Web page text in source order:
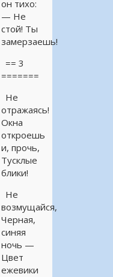
он тихо:
— Не
стой! Ты
замерзаешь!
== 3
=======
Не
отражаясь!
Окна
откроешь
и, прочь,
Тусклые
блики!
Не
возмущайся,
Черная,
синяя
ночь —
Цвет
ежевики